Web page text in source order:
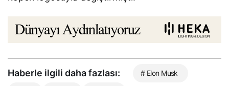
Haberle ilgili daha fazlası: # Elon Musk